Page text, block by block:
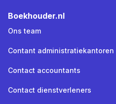
Boekhouder.nl
Ons team
Contant administratiekantoren
Contact accountants
Contact dienstverleners